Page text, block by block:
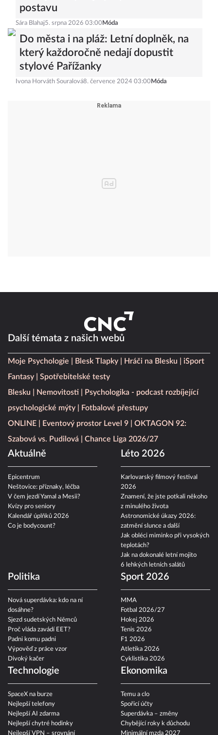
postavu
Sára Blahaj5. srpna 2026 03:00 Móda
Do města i na pláž: Letní doplněk, na
který každoročně nedají dopustit
stylové Pařížanky
Ivona Horváth Souralová8. července 2024 03:00 Móda
Další témata z našich webů
Moje Psychologie Blesk Tlapky Hráči na Blesku
iSport
Fantasy
Spotřebitelské testy
Blesku
Nemovitosti
Psychologika - podcast rozbíjející
psychologické mýty
Fotbalové přestupy
ONLINE
Eventový prostor Level 9
OKTAGON 92:
Szabová vs. Pudilová
Chance Liga 2026/27
Aktuálně
Epicentrum
Neštovice: příznaky, léčba
V čem jezdí Yamal a Mesii?
Kvízy pro seniory
Kalendář úplňků 2026
Co je bodycount?
Léto 2026
Karlovarský filmový festival
2026
Znamení, že jste potkali někoho
z minulého života
Astronomické úkazy 2026:
zatmění slunce a další
Jak obléci miminko při vysokých
teplotách?
Jak na dokonalé letní mojito
6 lehkých letních salátů
Politika
Nová superdávka: kdo na ní
dosáhne?
Sjezd sudetských Němců
Proč vláda zavádí EET?
Padni komu padni
Výpověď z práce vzor
Divoký kačer
Sport 2026
MMA
Fotbal 2026/27
Hokej 2026
Tenis 2026
F1 2026
Atletika 2026
Cyklistika 2026
Technologie
SpaceX na burze
Nejlepší telefony
Nejlepší AI zdarma
Nejlepší chytré hodinky
Nejlepší VPN – srovnání
Ekonomika
Temu a clo
Spořicí účty
Superdávka – změny
Chybějící roky k důchodu
Minimální mzda 2027